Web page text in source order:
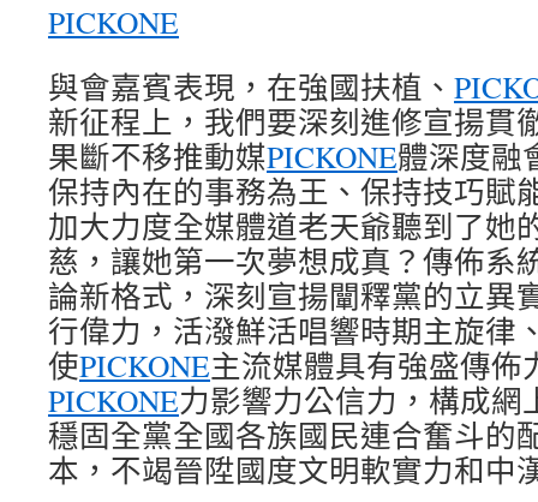
PICKONE
與會嘉賓表現，在強國扶植、
新征程上，我們要深刻進修宣揚貫
果斷不移推動媒PICKONE體深度融
保持內在的事務為王、保持技巧賦
加大力度全媒體道老天爺聽到了她
慈，讓她第一次夢想成真？傳佈系
論新格式，深刻宣揚闡釋黨的立異
行偉力，活潑鮮活唱響時期主旋律
使PICKONE主流媒體具有強盛傳佈
PICKONE力影響力公信力，構成網
穩固全黨全國各族國民連合奮斗的
本，不竭晉陞國度文明軟實力和中